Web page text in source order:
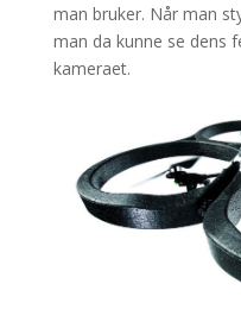
man bruker. Når man
man da kunne se dens
kameraet.